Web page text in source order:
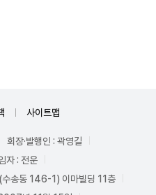
사이트맵
회장·발행인 : 곽영길
자 : 전운
수송동 146-1) 이마빌딩 11층